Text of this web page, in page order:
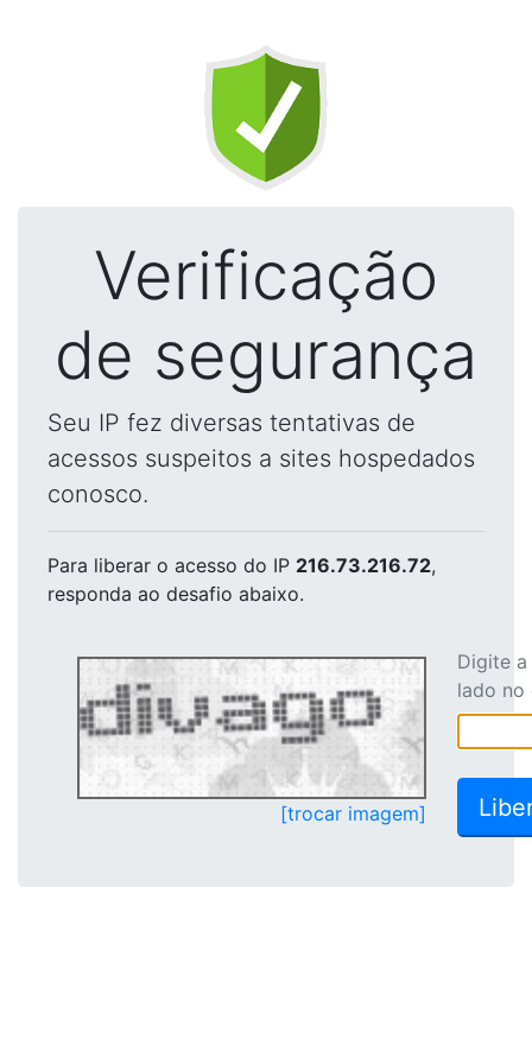
Verificação
de segurança
Seu IP fez diversas tentativas de
acessos suspeitos a sites hospedados
conosco.
Para liberar o acesso do IP 216.73.216.72,
responda ao desafio abaixo.
[trocar imagem]
Digite
lado no